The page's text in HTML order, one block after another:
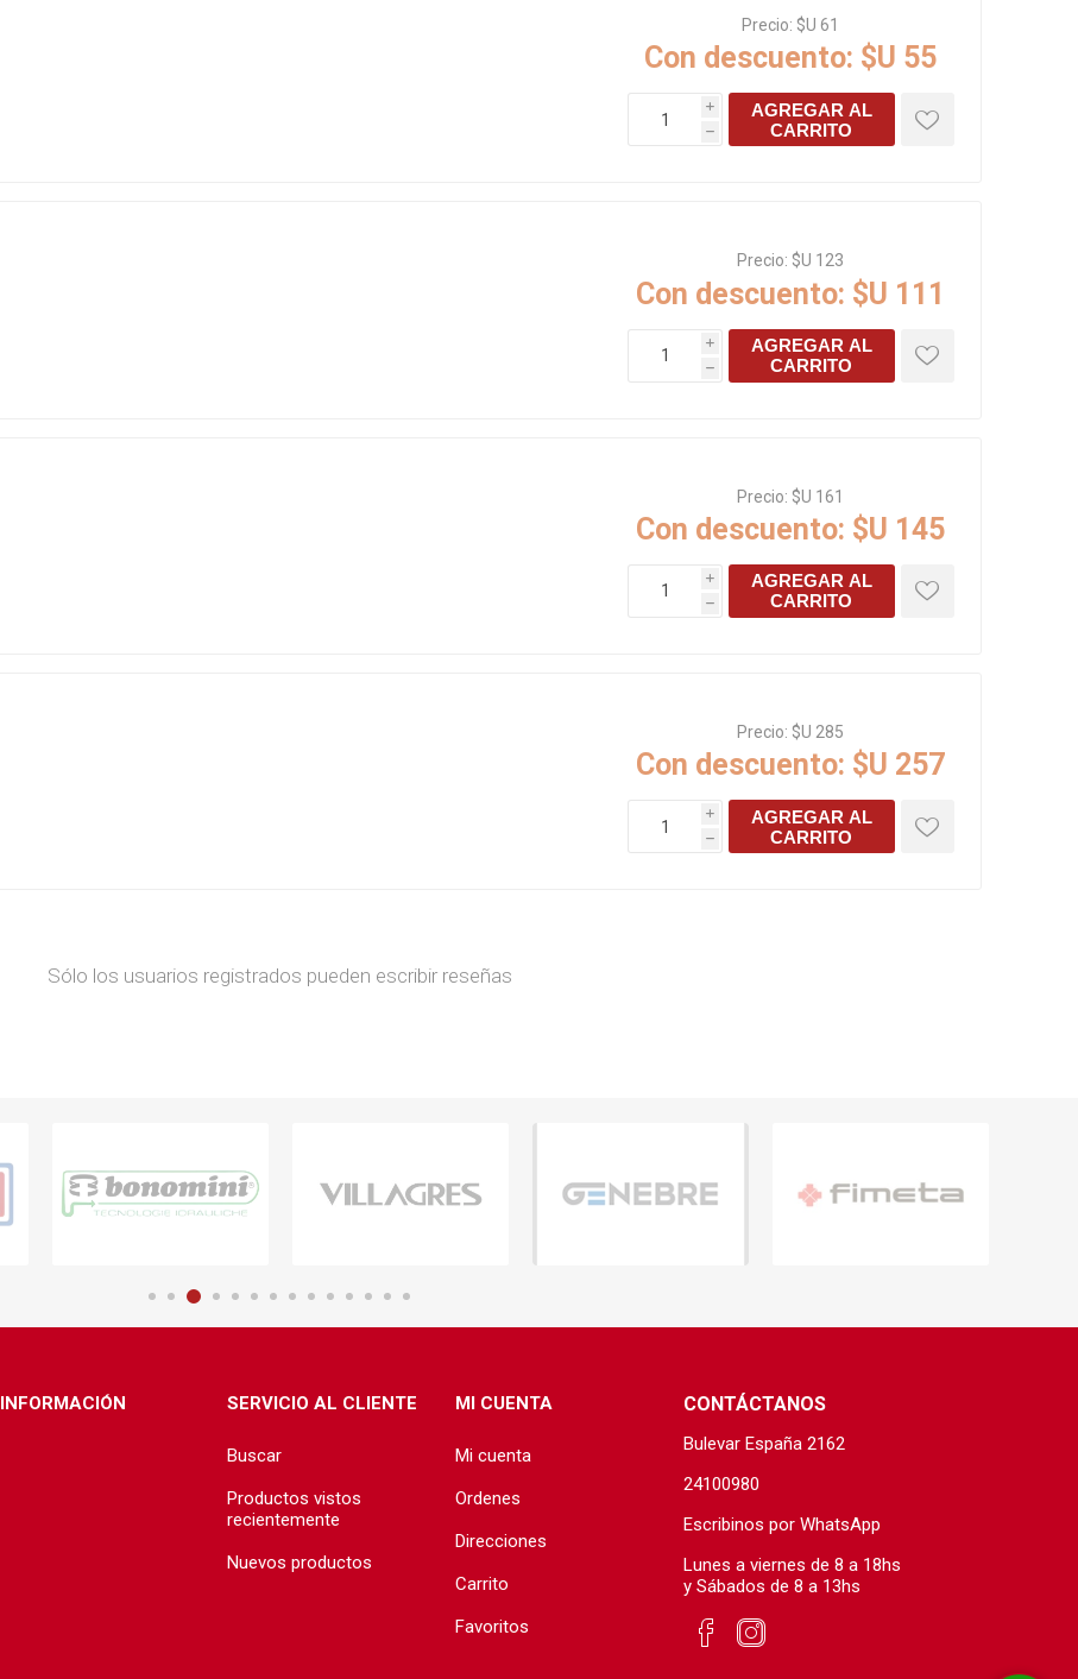
Precio: $U 61
Con descuento: $U 55
i
h
AGREGAR AL
CARRITO
Precio: $U 123
Con descuento: $U 111
i
h
AGREGAR AL
CARRITO
Precio: $U 161
Con descuento: $U 145
i
h
AGREGAR AL
CARRITO
Precio: $U 285
Con descuento: $U 257
i
h
AGREGAR AL
CARRITO
Sólo los usuarios registrados pueden escribir reseñas
INFORMACIÓN SERVICIO AL CLIENTE
Buscar
Productos vistos
recientemente
Nuevos productos
MI CUENTA
Mi cuenta
Ordenes
Direcciones
Carrito
Favoritos
CONTÁCTANOS
Bulevar España 2162
24100980
Escribinos por WhatsApp
Lunes a viernes de 8 a 18hs
y Sábados de 8 a 13hs